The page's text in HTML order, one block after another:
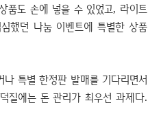
품도 손에 넣을 수 있었고, 라이트
했던 나눔 이벤트에 특별한 상품
특별 한정판 발매를 기다리면서
질에는 돈 관리가 최우선 과제다.